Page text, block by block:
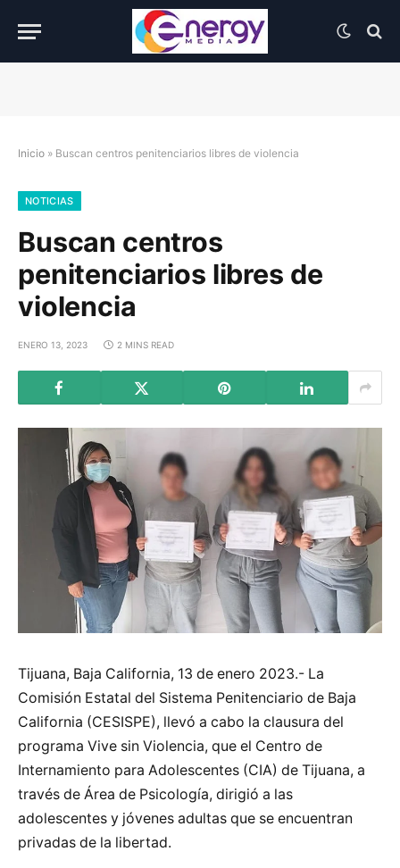
Inicio » Buscan centros penitenciarios libres de violencia
NOTICIAS
Buscan centros
penitenciarios libres de
violencia
ENERO 13, 2023 2 MINS READ
Tijuana, Baja California, 13 de enero 2023.- La
Comisión Estatal del Sistema Penitenciario de Baja
California (CESISPE), llevó a cabo la clausura del
programa Vive sin Violencia, que el Centro de
Internamiento para Adolescentes (CIA) de Tijuana, a
través de Área de Psicología, dirigió a las
adolescentes y jóvenes adultas que se encuentran
privadas de la libertad.